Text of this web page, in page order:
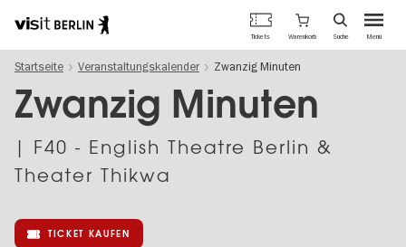
zum
Inhalt
Berlins
offizielles
Tourismusportal
Menü
Tickets Warenkorb Suche
Startseite Veranstaltungskalender Zwanzig Minuten
Zwanzig Minuten
| F40 - English Theatre Berlin &
Theater Thikwa
TICKET KAUFEN